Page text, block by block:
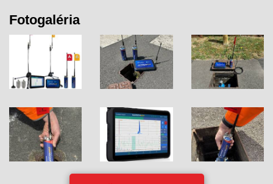
Fotogaléria